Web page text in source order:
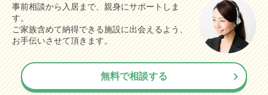
事前相談から入居まで、親身にサポートしま
す。
ご家族含めて納得できる施設に出会えるよう、
お手伝いさせて頂きます。
無料で相談する